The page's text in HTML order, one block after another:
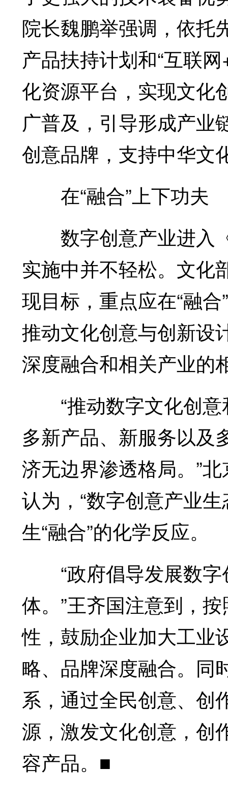
院长魏鹏举强调，依托
产品扶持计划和“互联
化资源平台，实现文化
广普及，引导形成产业
创意品牌，支持中华文
在“融合”上下功夫
数字创意产业进入
实施中并不轻松。文化
现目标，重点应在“融
推动文化创意与创新设
深度融合和相关产业的
“推动数字文化创意
多新产品、新服务以及
济无边界渗透格局。”
认为，“数字创意产业
生“融合”的化学反应。
“政府倡导发展数字
体。”王齐国注意到，
性，鼓励企业加大工业
略、品牌深度融合。同
系，通过全民创意、创
源，激发文化创意，创
容产品。■